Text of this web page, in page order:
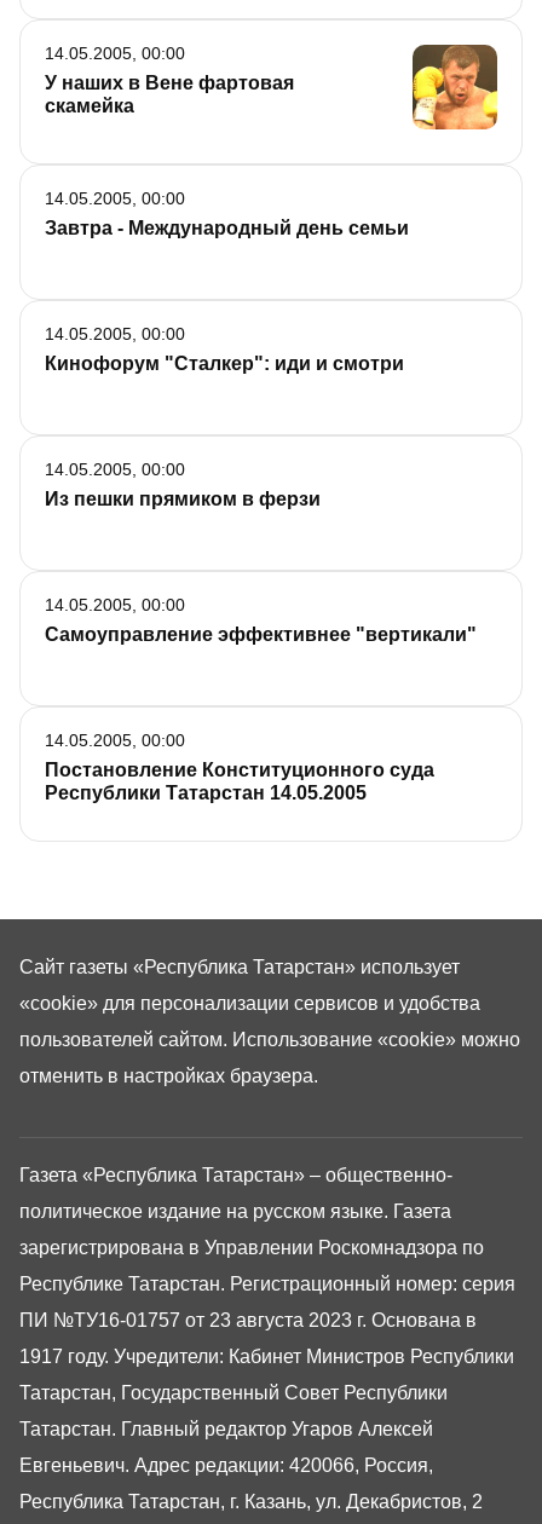
У наших в Вене фартовая
скамейка
14.05.2005, 00:00
Завтра - Международный день семьи
14.05.2005, 00:00
Кинофорум "Сталкер": иди и смотри
14.05.2005, 00:00
Из пешки прямиком в ферзи
14.05.2005, 00:00
Самоуправление эффективнее "вертикали"
14.05.2005, 00:00
Постановление Конституционного суда
Республики Татарстан 14.05.2005
14.05.2005, 00:00
Газета «Республика Татарстан» – общественно-
политическое издание на русском языке. Газета
зарегистрирована в Управлении Роскомнадзора по
Республике Татарстан. Регистрационный номер: серия
ПИ №ТУ16-01757 от 23 августа 2023 г. Основана в
1917 году. Учредители: Кабинет Министров Республики
Татарстан, Государственный Совет Республики
Татарстан. Главный редактор Угаров Алексей
Евгеньевич. Адрес редакции: 420066, Россия,
Республика Татарстан, г. Казань, ул. Декабристов, 2
Сайт газеты «Республика Татарстан» использует
«cookie» для персонализации сервисов и удобства
пользователей сайтом. Использование «cookie» можно
отменить в настройках браузера.